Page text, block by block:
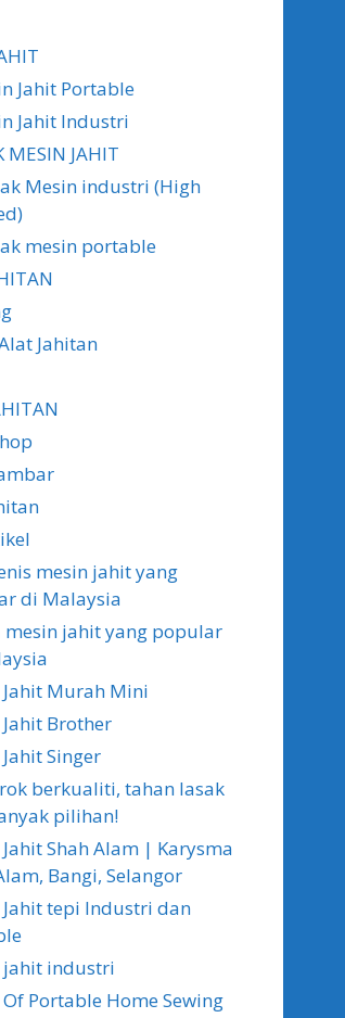
Jahit Portable
Jahit Industri
MESIN JAHIT
Mesin industri (High
mesin portable
Jahitan
mesin jahit yang
di Malaysia
mesin jahit yang popular
Murah Mini
Brother
Singer
berkualiti, tahan lasak
pilihan!
Shah Alam | Karysma
Bangi, Selangor
tepi Industri dan
jahit industri
Portable Home Sewing